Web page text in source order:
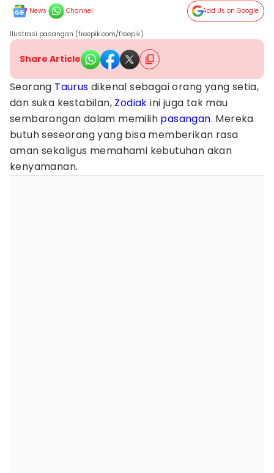
News Channel Add Us on Google
Ilustrasi pasangan (freepik.com/freepik)
Share Article
Seorang Taurus dikenal sebagai orang yang setia,
dan suka kestabilan, Zodiak ini juga tak mau
sembarangan dalam memilih pasangan. Mereka
butuh seseorang yang bisa memberikan rasa
aman sekaligus memahami kebutuhan akan
kenyamanan.